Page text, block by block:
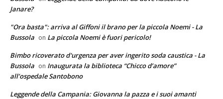
Janare?
"Ora basta": arriva al Giffoni il brano per la piccola Noemi - La
Bussola on La piccola Noemi è fuori pericolo!
Bimbo ricoverato d'urgenza per aver ingerito soda caustica - La
Bussola on Inaugurata la biblioteca “Chicco d’amore”
all’ospedale Santobono
Leggende della Campania: Giovanna la pazza e i suoi amanti